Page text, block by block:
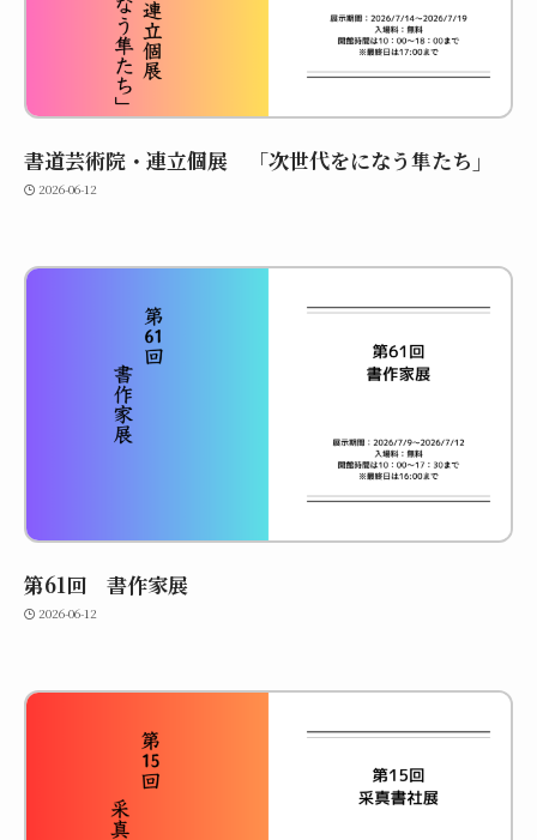
書道芸術院・連立個展 「次世代をになう隼たち」
2026-06-12
第61回 書作家展
2026-06-12